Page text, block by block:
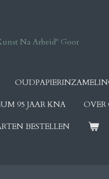
Na Arbeid" Goor
95 JAAR KNA
BESTELLEN